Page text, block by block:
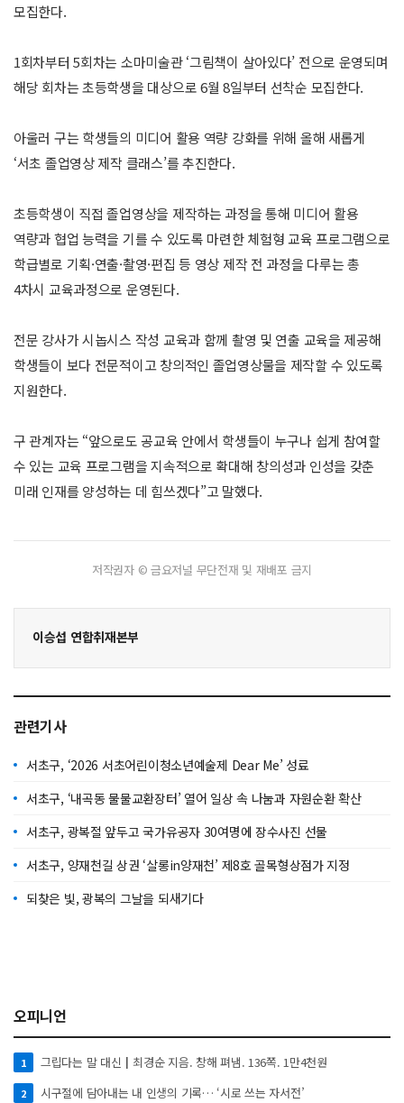
모집한다.
1회차부터 5회차는 소마미술관 ‘그림책이 살아있다’ 전으로 운영되며
해당 회차는 초등학생을 대상으로 6월 8일부터 선착순 모집한다.
아울러 구는 학생들의 미디어 활용 역량 강화를 위해 올해 새롭게
‘서초 졸업영상 제작 클래스’를 추진한다.
초등학생이 직접 졸업영상을 제작하는 과정을 통해 미디어 활용
역량과 협업 능력을 기를 수 있도록 마련한 체험형 교육 프로그램으로
학급별로 기획·연출·촬영·편집 등 영상 제작 전 과정을 다루는 총
4차시 교육과정으로 운영된다.
전문 강사가 시놉시스 작성 교육과 함께 촬영 및 연출 교육을 제공해
학생들이 보다 전문적이고 창의적인 졸업영상물을 제작할 수 있도록
지원한다.
구 관계자는 “앞으로도 공교육 안에서 학생들이 누구나 쉽게 참여할
수 있는 교육 프로그램을 지속적으로 확대해 창의성과 인성을 갖춘
미래 인재를 양성하는 데 힘쓰겠다”고 말했다.
저작권자 © 금요저널 무단전재 및 재배포 금지
이승섭 연합취재본부
관련기사
서초구, ‘2026 서초어린이청소년예술제 Dear Me’ 성료
서초구, ‘내곡동 물물교환장터’ 열어 일상 속 나눔과 자원순환 확산
서초구, 광복절 앞두고 국가유공자 30여명에 장수사진 선물
서초구, 양재천길 상권 ‘살롱in양재천’ 제8호 골목형상점가 지정
되찾은 빛, 광복의 그날을 되새기다
오피니언
1 그립다는 말 대신┃최경순 지음. 창해 펴냄. 136쪽. 1만4천원
2 시구절에 담아내는 내 인생의 기록… ‘시로 쓰는 자서전’